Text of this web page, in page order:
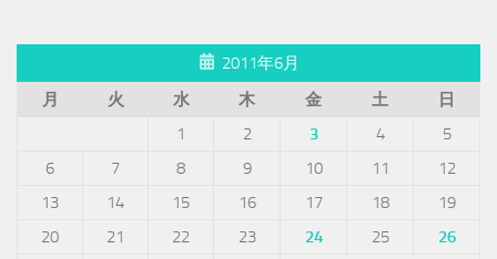
2011年6月
月
火 水 木 金 土
日
1
2 3 4
5
6
7 8 9 10 11
12
13
14 15 16 17 18
19
20
21 22 23 24 25
26